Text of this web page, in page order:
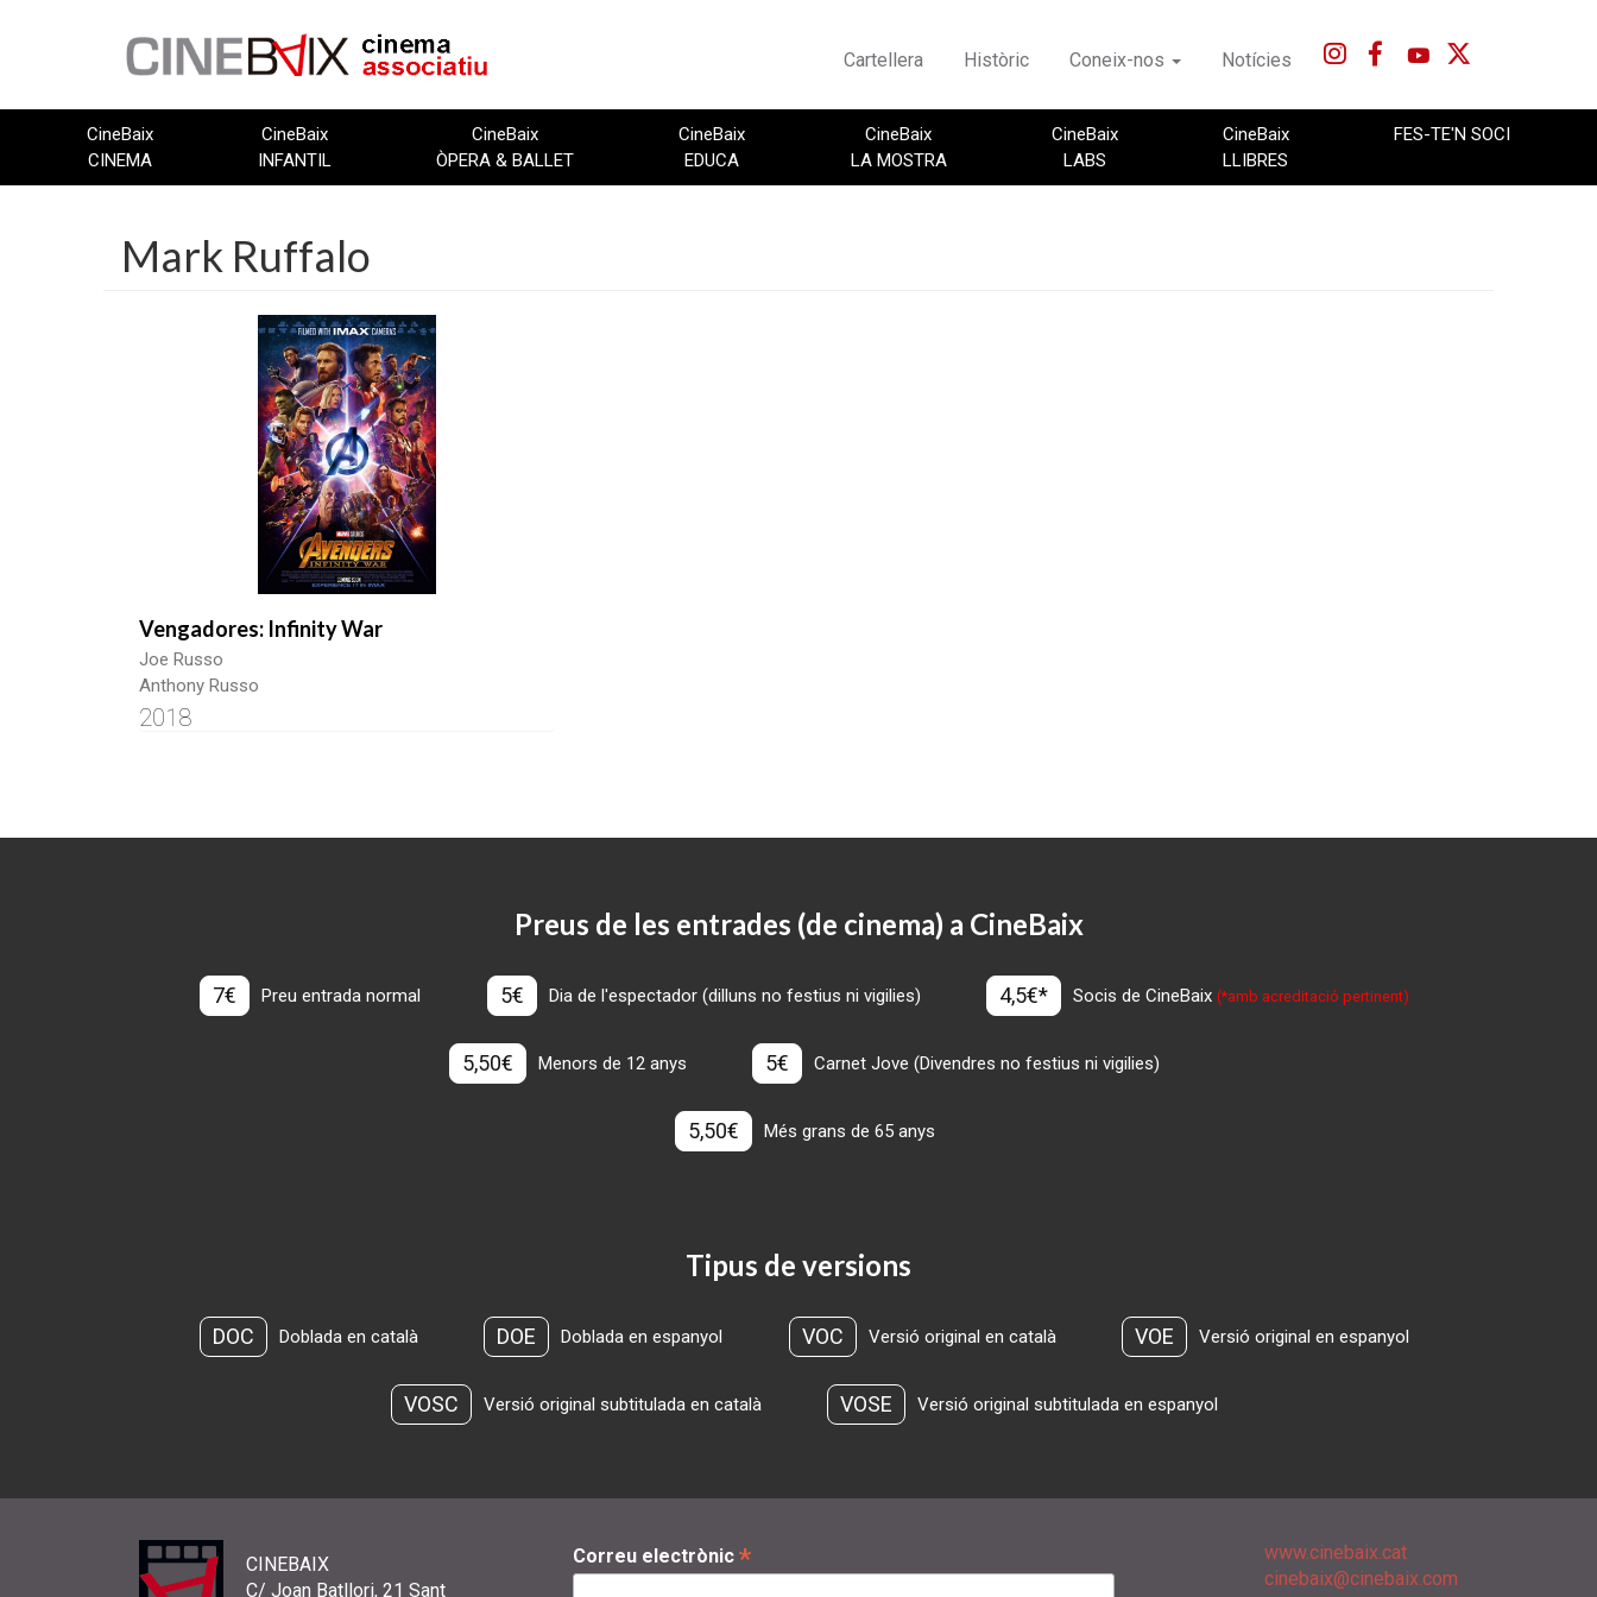
Cartellera Històric Coneix-nos Notícies
CineBaix
CINEMA
CineBaix
INFANTIL
CineBaix
ÒPERA & BALLET
CineBaix
EDUCA
CineBaix
LA MOSTRA
CineBaix
LABS
CineBaix
LLIBRES
FES-TE'N SOCI
Mark Ruffalo
Vengadores: Infinity War
Joe Russo
Anthony Russo
2018
Preus de les entrades (de cinema) a CineBaix
7€ Preu entrada normal 5€ Dia de l'espectador (dilluns no festius ni vigilies) 4,5€* Socis de CineBaix(*amb acreditació pertinent)
5,50€ Menors de 12 anys 5€ Carnet Jove (Divendres no festius ni vigilies)
5,50€ Més grans de 65 anys
Tipus de versions
DOC Doblada en català DOE Doblada en espanyol VOC Versió original en català VOE Versió original en espanyol
VOSC Versió original subtitulada en català VOSE Versió original subtitulada en espanyol
CINEBAIX
C/ Joan Batllori, 21 Sant
Correu electrònic *
www.cinebaix.cat
cinebaix@cinebaix.com